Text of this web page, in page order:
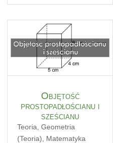
Objętość
prostopadłościanu i
sześcianu
Teoria Geometria
(Teoria)
Matematyka